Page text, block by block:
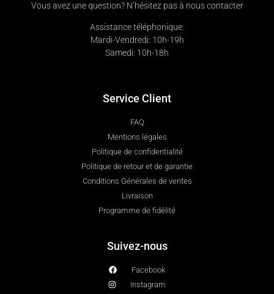
Vous avez une question? N’hésitez pas à nous contacter
Assistance téléphonique:
Mardi-Vendredi: 10h-19h
Samedi: 10h-18h
Service Client
FAQ
Mentions légales
Politique de confidentialité
Politique de retour et de garantie
Conditions Générales de ventes
Livraison
Programme de fidélité
Suivez-nous
Facebook
Instagram